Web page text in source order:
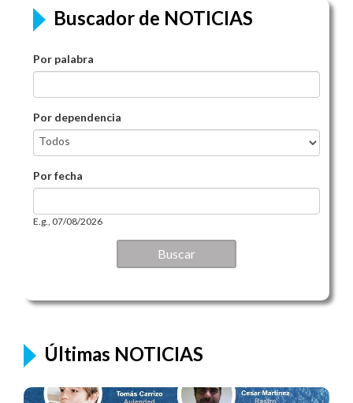
Buscador de NOTICIAS
Por palabra
Por dependencia
Por fecha
E.g., 07/08/2026
Últimas NOTICIAS